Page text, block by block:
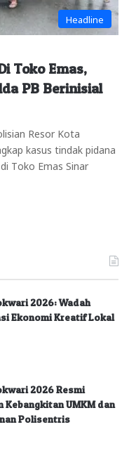
Headline
Toko Emas,
PB Berinisial
Resor Kota
kasus tindak pidana
Toko Emas Sinar
2026: Wadah
Ekonomi Kreatif Lokal
2026 Resmi
Kebangkitan UMKM dan
Polisentris